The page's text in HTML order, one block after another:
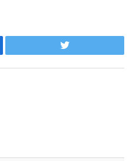
Twitter